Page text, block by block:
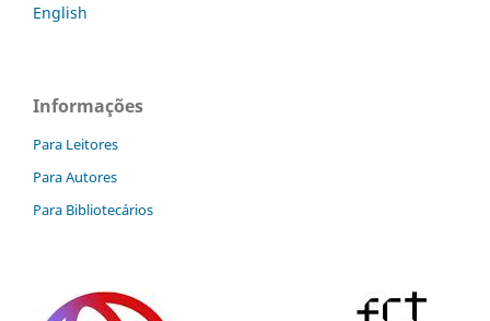
English
Informações
Para Leitores
Para Autores
Para Bibliotecários